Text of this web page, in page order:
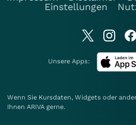
Einstellungen
Unsere Apps:
Wenn Sie Kursdaten, Widgets oder
Ihnen ARIVA gerne.